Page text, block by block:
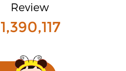
Review
1,390,117